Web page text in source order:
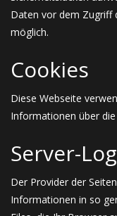
Daten vor dem Zugriff
möglich.
Cookies
Diese Webseite
Informationen über
Server-
Der Provider der
Informationen in so